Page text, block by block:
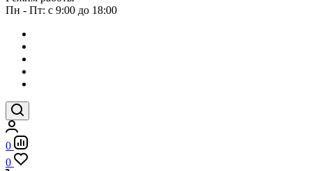
Пн - Пт: с 9:00 до 18:00
0
0